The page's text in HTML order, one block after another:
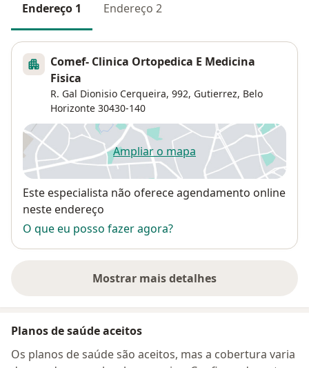
Endereço 1 Endereço 2
Comef- Clinica Ortopedica E Medicina
Fisica
R. Gal Dionisio Cerqueira, 992, Gutierrez, Belo
Horizonte 30430-140
Ampliar o mapaabre num novo separador
Disponibilidade
Este especialista não oferece agendamento online
neste endereço
O que eu posso fazer agora?
Mostrar mais detalhes
sobre o endereço
Planos de saúde aceitos
Os planos de saúde são aceitos, mas a cobertura varia